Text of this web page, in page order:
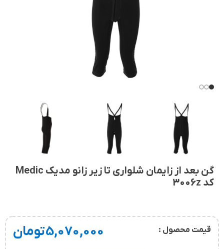
گن بعد از زایمان شلواری تا زیر زانو مدیک Medic
کد 3006z
قیمت محصول : 5,070,000تومان